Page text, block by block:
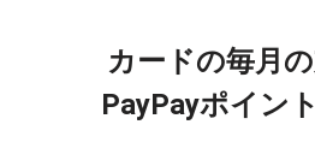
カードの毎月
PayPayポイン